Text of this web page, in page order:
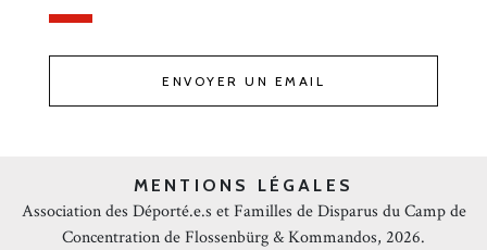
ENVOYER UN EMAIL
MENTIONS LÉGALES
Association des Déporté.e.s et Familles de Disparus du Camp de
Concentration de Flossenbürg & Kommandos, 2026.